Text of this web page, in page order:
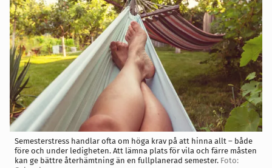
Semesterstress handlar ofta om höga krav på att hinna allt – både
före och under ledigheten. Att lämna plats för vila och färre måsten
kan ge bättre återhämtning än en fullplanerad semester. Foto: